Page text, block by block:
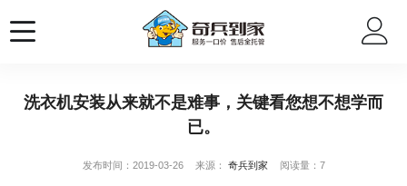
洗衣机安装从来就不是难事，关键看您想不想学而
已。
发布时间：2019-03-26 来源： 奇兵到家 阅读量：7